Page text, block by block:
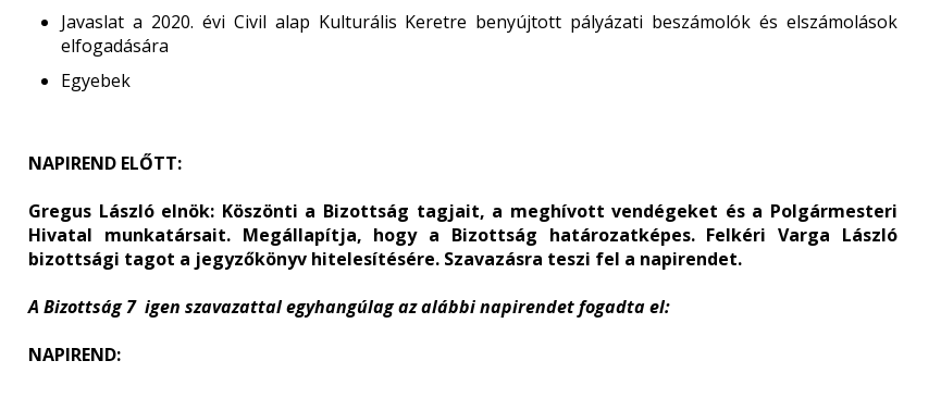
Javaslat a 2020. évi Civil alap Kulturális Keretre benyújtott pályázati beszámolók és elszámolások
elfogadására
Egyebek
NAPIREND ELŐTT:
Gregus László elnök: Köszönti a Bizottság tagjait, a meghívott vendégeket és a Polgármesteri
Hivatal munkatársait. Megállapítja, hogy a Bizottság határozatképes. Felkéri Varga László
bizottsági tagot a jegyzőkönyv hitelesítésére. Szavazásra teszi fel a napirendet.
A Bizottság 7 igen szavazattal egyhangúlag az alábbi napirendet fogadta el:
NAPIREND: